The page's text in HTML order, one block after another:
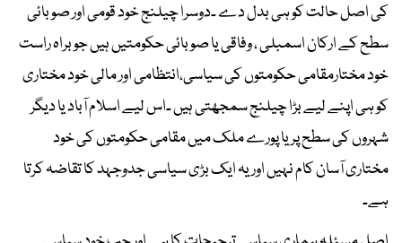
کی اصل حالت کو ہی بدل دے ۔دوسرا چیلنج خود قومی اور صوبائی
سطح کے ارکان اسمبلی ، وفاقی یا صوبائی حکومتیں ہیں جو براہ راست
خود مختارمقامی حکومتوں کی سیاسی،انتظامی اور مالی خود مختاری
کو ہی اپنے لیے بڑا چیلنج سمجھتی ہیں ۔اس لیے اسلام آباد یا دیگر
شہروں کی سطح پر یا پورے ملک میں مقامی حکومتوں کی خود
مختاری آسان کام نہیں اور یہ ایک بڑی سیاسی جدوجہد کا تقاضہ کرتا
ہے۔